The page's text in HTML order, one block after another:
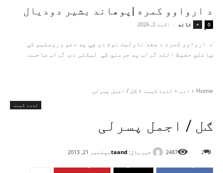
د ارواوو کمره |پوهاند بشیر دودیال
+ تاند - اګست 2, 2026 0
د ارواوو کمره د هغه ناولیت نوم دی چې په دغو وروستیو کې
ښاغلي حفیظ الله تُراب په جرمني کې لیکلی دی. تُراب صاحب...